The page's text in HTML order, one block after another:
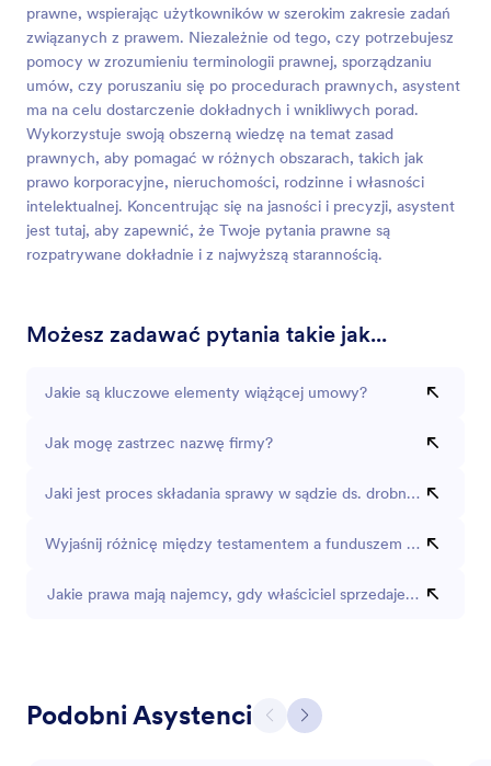
prawne, wspierając użytkowników w szerokim zakresie zadań
związanych z prawem. Niezależnie od tego, czy potrzebujesz
pomocy w zrozumieniu terminologii prawnej, sporządzaniu
umów, czy poruszaniu się po procedurach prawnych, asystent
ma na celu dostarczenie dokładnych i wnikliwych porad.
Wykorzystuje swoją obszerną wiedzę na temat zasad
prawnych, aby pomagać w różnych obszarach, takich jak
prawo korporacyjne, nieruchomości, rodzinne i własności
intelektualnej. Koncentrując się na jasności i precyzji, asystent
jest tutaj, aby zapewnić, że Twoje pytania prawne są
rozpatrywane dokładnie i z najwyższą starannością.
Możesz zadawać pytania takie jak...
Jakie są kluczowe elementy wiążącej umowy?
Jak mogę zastrzec nazwę firmy?
Jaki jest proces składania sprawy w sądzie ds. drobnych
Wyjaśnij różnicę między testamentem a funduszem
Jakie prawa mają najemcy, gdy właściciel sprzedaje
Podobni Asystenci